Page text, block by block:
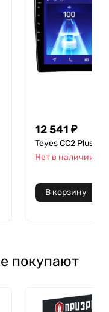
12 541 ₽
Teyes CC2 Plus
Нет в наличии
В корзину
покупают